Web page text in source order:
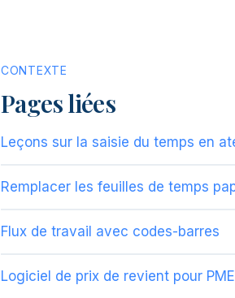
CONTEXTE
Pages liées
Leçons sur la saisie du temps en
Remplacer les feuilles de temps
Flux de travail avec codes-barres
Logiciel de prix de revient pour